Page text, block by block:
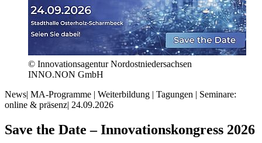
© Innovationsagentur Nordostniedersachsen
INNO.NON GmbH
News| MA-Programme | Weiterbildung | Tagungen | Seminare:
online & präsenz| 24.09.2026
Save the Date – Innovationskongress 2026